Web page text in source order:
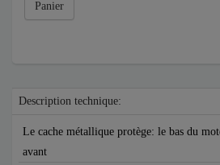
Panier
Description technique:
Le cache métallique protège: le bas du
avant